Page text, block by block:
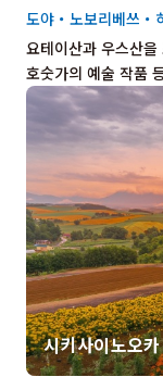
요테이산과 우스산
호숫가의 예술 작품
도야・노보리베쓰・
시키사이노오카